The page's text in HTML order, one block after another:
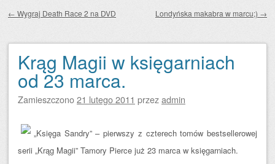
← Wygraj Death Race 2 na DVD Londyńska makabra w marcu;) →
Krąg Magii w księgarniach
od 23 marca.
Zamieszczono21 lutego 2011 przezadmin
„Księga Sandry” – pierwszy z czterech tomów bestsellerowej
serii „Krąg Magii” Tamory Pierce już 23 marca w księgarniach.